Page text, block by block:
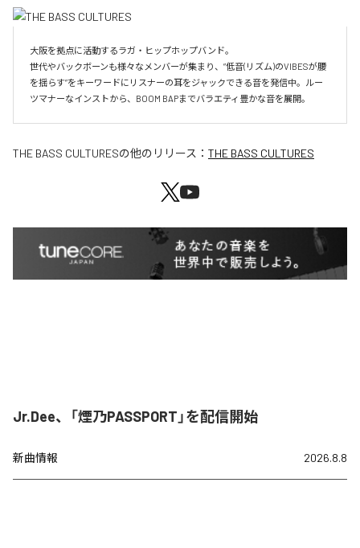
大阪を拠点に活動するラガ・ヒップホップバンド。
世代やバックボーンも様々なメンバーが集まり、”低音(リズム)のVIBESが腰
を揺らす”をキーワードにリスナーの耳をジャックできる音を発信中。ルー
ツマナーなインストから、BOOM BAPまでバラエティ豊かな音を展開。
THE BASS CULTURESの他のリリース： THE BASS CULTURES
Jr.Dee、「煙乃PASSPORT」を配信開始
新曲情報 2026.8.8